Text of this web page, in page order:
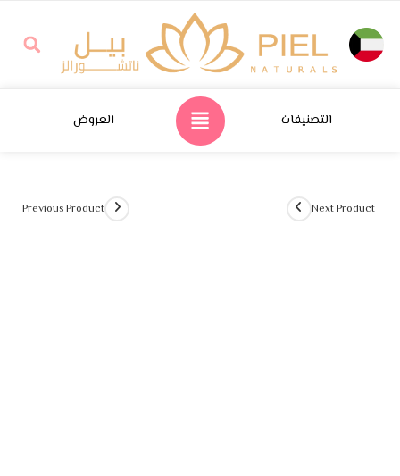
التصنيفات العروض
Previous Product Next Product